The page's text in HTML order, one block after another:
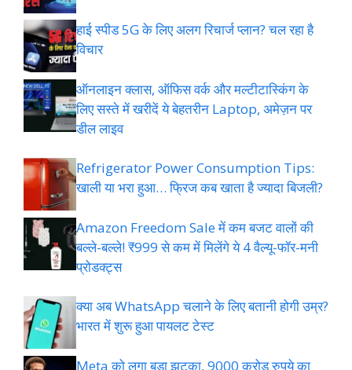
हाई स्पीड 5G के लिए अलग रिचार्ज प्लान? चल रहा है
विचार
ऑनलाइन क्लास, ऑफिस वर्क और मल्टीटास्किंग के
लिए सस्ते में खरीदें ये बेहतरीन Laptop, अमेज़न पर
डील लाइव
Refrigerator Power Consumption Tips:
खाली या भरा हुआ… फ्रिज कब खाता है ज्यादा बिजली?
Amazon Freedom Sale में कम बजट वालों की
बल्ले-बल्ले! ₹999 से कम में मिलेंगे ये 4 वैल्यू-फॉर-मनी
प्रोडक्ट्स
क्या अब WhatsApp चलाने के लिए बतानी होगी उम्र?
भारत में शुरू हुआ पायलट टेस्ट
Meta को लगा बड़ा झटका, 9000 करोड़ रुपये का